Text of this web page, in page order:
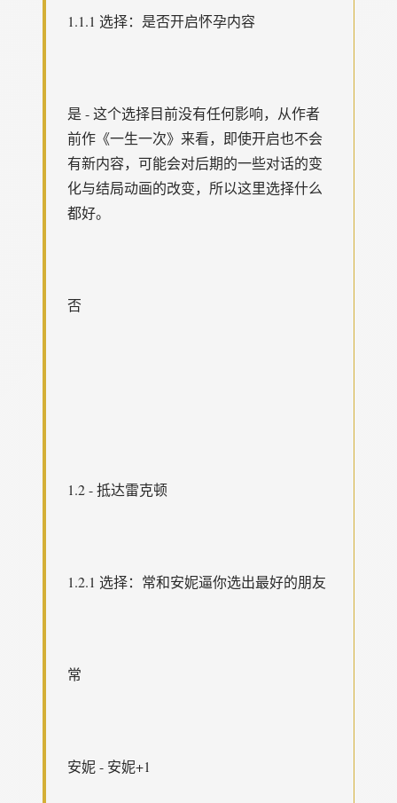
1.1.1 选择：是否开启怀孕内容
是 - 这个选择目前没有任何影响，从作者
前作《一生一次》来看，即使开启也不会
有新内容，可能会对后期的一些对话的变
化与结局动画的改变，所以这里选择什么
都好。
否
1.2 - 抵达雷克顿
1.2.1 选择：常和安妮逼你选出最好的朋友
常
安妮 - 安妮+1